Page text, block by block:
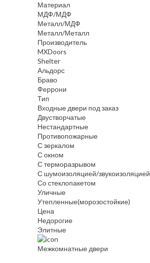
Материал
МДФ/МДФ
Металл/МДФ
Металл/Металл
Производитель
MXDoors
Shelter
Альдорс
Браво
Феррони
Тип
Входные двери под заказ
Двустворчатые
Нестандартные
Противопожарные
С зеркалом
С окном
С терморазрывом
С шумоизоляцией/звукоизоляцией
Со стеклопакетом
Уличные
Утепленные(морозостойкие)
Цена
Недорогие
Элитные
Межкомнатные двери